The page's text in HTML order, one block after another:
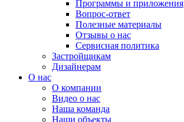
Программы и приложения
Вопрос-ответ
Полезные материалы
Отзывы о нас
Сервисная политика
Застройщикам
Дизайнерам
О нас
О компании
Видео о нас
Наша команда
Наши объекты